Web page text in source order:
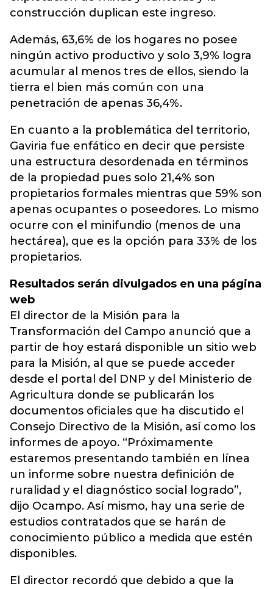
construcción duplican este ingreso.
Además, 63,6% de los hogares no posee
ningún activo productivo y solo 3,9% logra
acumular al menos tres de ellos, siendo la
tierra el bien más común con una
penetración de apenas 36,4%.
En cuanto a la problemática del territorio,
Gaviria fue enfático en decir que persiste
una estructura desordenada en términos
de la propiedad pues solo 21,4% son
propietarios formales mientras que 59% son
apenas ocupantes o poseedores. Lo mismo
ocurre con el minifundio (menos de una
hectárea), que es la opción para 33% de los
propietarios.
Resultados serán divulgados en una página
web
El director de la Misión para la
Transformación del Campo anunció que a
partir de hoy estará disponible un sitio web
para la Misión, al que se puede acceder
desde el portal del DNP y del Ministerio de
Agricultura donde se publicarán los
documentos oficiales que ha discutido el
Consejo Directivo de la Misión, así como los
informes de apoyo. “Próximamente
estaremos presentando también en línea
un informe sobre nuestra definición de
ruralidad y el diagnóstico social logrado”,
dijo Ocampo. Así mismo, hay una serie de
estudios contratados que se harán de
conocimiento público a medida que estén
disponibles.
El director recordó que debido a que la